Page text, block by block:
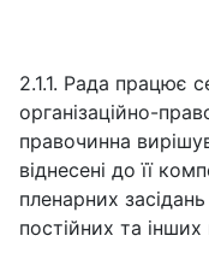
2.1.1. Рада працює
організаційно-
правочинна
віднесені до її
пленарних
постійних та інших